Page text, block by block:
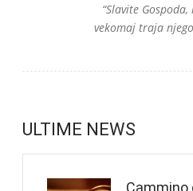
“Slavite
vekomaj traja
ULTIME NEWS
Cammino